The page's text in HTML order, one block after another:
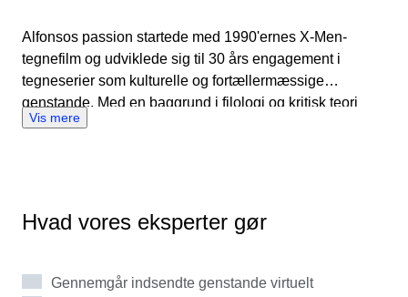
værker med potentiale for fremtidig værdistigning.
Alfonsos passion startede med 1990'ernes X-Men-
tegnefilm og udviklede sig til 30 års engagement i
tegneserier som kulturelle og fortællermæssige
genstande. Med en baggrund i filologi og kritisk teori
betragter han tegneserier som en levende dialog –
skaberens indflydelse og langsigtet kulturel relevans.
Årtiers akademisk analyse kombineret med praktisk
sjældent dobbeltperspektiv: både kritisk og kommercielt.
Vis mere
Hvad vores eksperter gør
Gennemgår indsendte genstande virtuelt